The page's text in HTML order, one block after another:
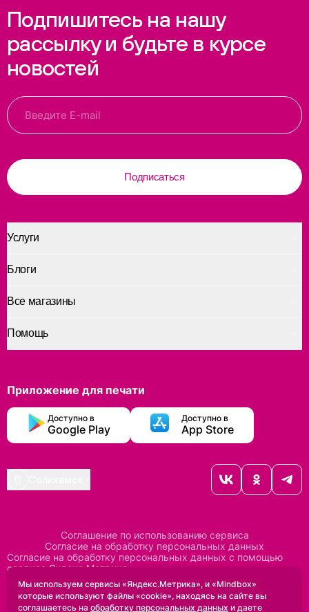
Подпишитесь на нашу
рассылку и будьте в курсе
новостей
Подписаться
Услуги
Помощь
Блоги
Все магазины
Приложение для печати
Доступно в
Google Play
Доступно в
App Store
Соглашение по использованию сервиса
Согласие на обработку персональных данных
Согласие на обработку персональных данных с помощью
сервиса Яндекс Метрика
Согласие на обработку персональных данных с помощью
сервиса Mindbox
Положение по обработке персональных данных
Мы используем сервисы «Яндекс.Метрика», и «Mindbox»
которые используют файлы «cookie», находясь на сайте вы
соглашаетесь на обработку персональных данных и даете